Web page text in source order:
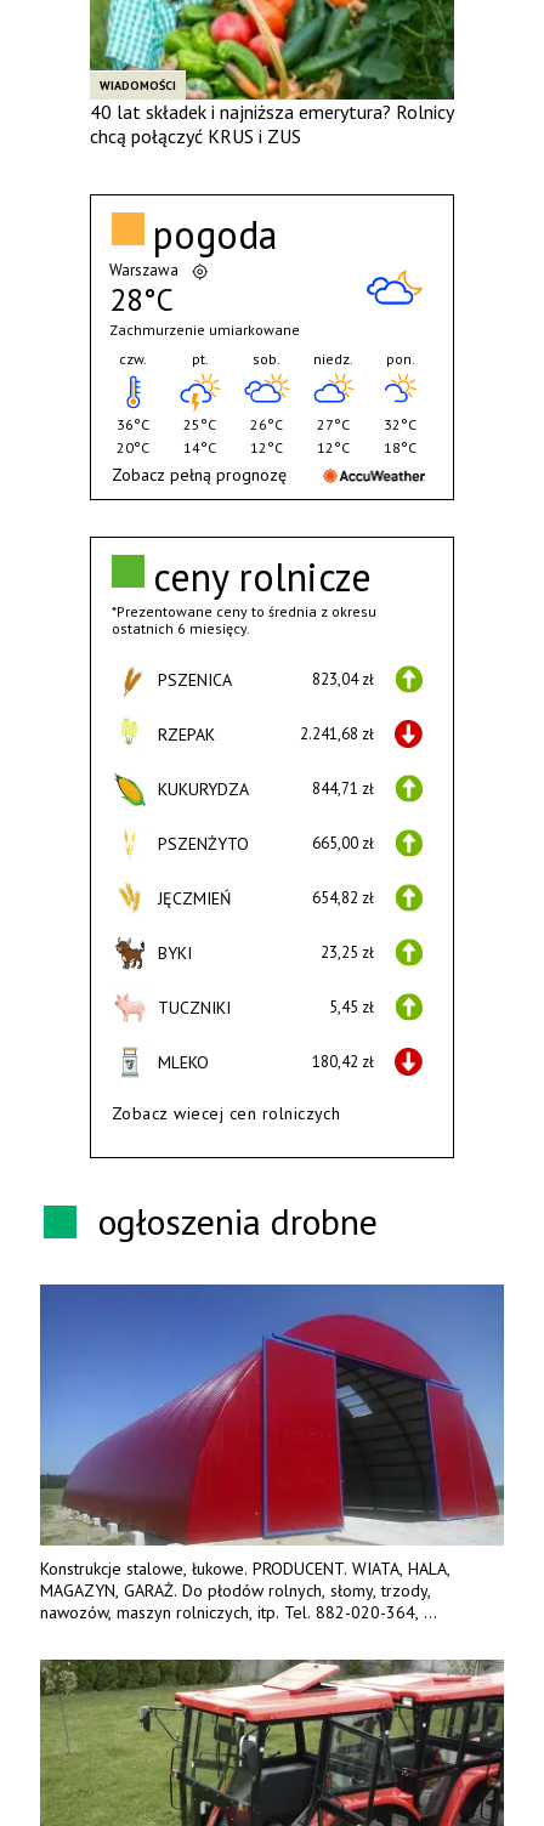
WIADOMOŚCI
40 lat składek i najniższa emerytura? Rolnicy
chcą połączyć KRUS i ZUS
ceny rolnicze
*Prezentowane ceny to średnia z okresu
ostatnich 6 miesięcy.
PSZENICA 823,04 zł
RZEPAK 2.241,68 zł
KUKURYDZA 844,71 zł
PSZENŻYTO 665,00 zł
JĘCZMIEŃ 654,82 zł
BYKI 23,25 zł
TUCZNIKI 5,45 zł
MLEKO 180,42 zł
Zobacz wiecej cen rolniczych
pogoda
Warszawa
28°C
Zachmurzenie umiarkowane
czw.
36°C
20°C
pt.
25°C
14°C
sob.
26°C
12°C
niedz.
27°C
12°C
pon.
32°C
18°C
Zobacz pełną prognozę
ogłoszenia drobne
Konstrukcje stalowe, łukowe. PRODUCENT. WIATA, HALA,
MAGAZYN, GARAŻ. Do płodów rolnych, słomy, trzody,
nawozów, maszyn rolniczych, itp. Tel. 882-020-364,